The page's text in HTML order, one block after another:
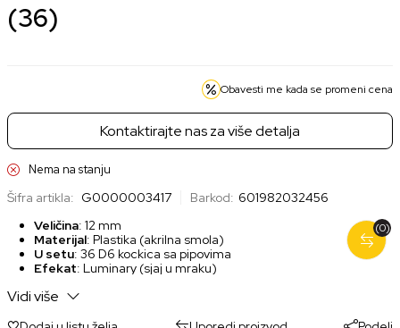
(36)
Obavesti me kada se promeni cena
Kontaktirajte nas za više detalja
Nema na stanju
Šifra artikla: G0000003417 Barkod: 601982032456
Veličina: 12 mm
Materijal: Plastika (akrilna smola)
U setu: 36 D6 kockica sa pipovima
Efekat: Luminary (sjaj u mraku)
Vidi više
(0)